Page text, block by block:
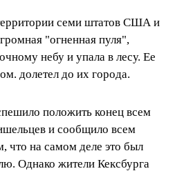
семи штатов США и
"огненная пуля",
небу и упала в лесу. Ее
долетел до их города.
положить конец всем
и сообщило всем
что на самом деле это был
Однако жители Кексбурга